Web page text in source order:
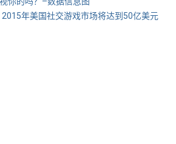
2015年美国社交游戏市场将达到50亿美元